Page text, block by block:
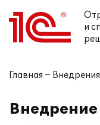
и
Главная Внедрения
Внедрение